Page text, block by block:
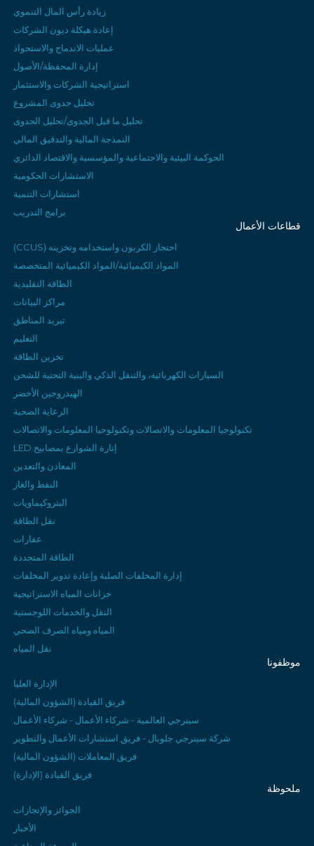
زيادة رأس المال التنموي
إعادة هيكلة ديون الشركات
عمليات الاندماج والاستحواذ
إدارة المحفظة/الأصول
استراتيجية الشركات والاستثمار
تحليل جدوى المشروع
تحليل ما قبل الجدوى/تحليل الجدوى
النمذجة المالية والتدقيق المالي
الحوكمة البيئية والاجتماعية والمؤسسية والاقتصاد الدائري
الاستشارات الحكومية
استشارات التنمية
برامج التدريب
قطاعات الأعمال
احتجاز الكربون واستخدامه وتخزينه (CCUS)
المواد الكيميائية/المواد الكيميائية المتخصصة
الطاقة التقليدية
مراكز البيانات
تبريد المناطق
التعليم
تخزين الطاقة
السيارات الكهربائية، والتنقل الذكي والبنية التحتية للشحن
الهيدروجين الأخضر
الرعاية الصحية
تكنولوجيا المعلومات والاتصالات وتكنولوجيا المعلومات والاتصالات
إنارة الشوارع بمصابيح LED
المعادن والتعدين
النفط والغاز
البتروكيماويات
نقل الطاقة
عقارات
الطاقة المتجددة
إدارة المخلفات الصلبة وإعادة تدوير المخلفات
خزانات المياه الاستراتيجية
النقل والخدمات اللوجستية
المياه ومياه الصرف الصحي
نقل المياه
موظفونا
الإدارة العليا
فريق القيادة (الشؤون المالية)
سينرجي العالمية - شركاء الأعمال - شركاء الأعمال
شركة سينرجي جلوبال - فريق استشارات الأعمال والتطوير
فريق المعاملات (الشؤون المالية)
فريق القيادة (الإدارة)
ملحوظة
الجوائز والإنجازات
الأخبار